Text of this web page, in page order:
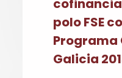
polo FSE
Programa
Galicia